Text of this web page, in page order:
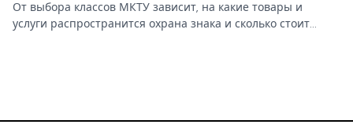
От выбора классов МКТУ зависит, на какие товары и
услуги распространится охрана знака и сколько стоит